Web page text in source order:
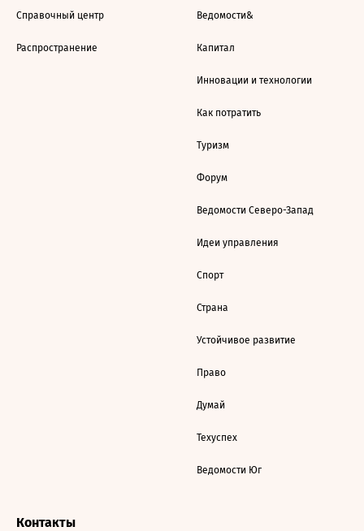
Справочный центр
Распространение
Ведомости&
Капитал
Инновации и технологии
Как потратить
Туризм
Форум
Ведомости Северо-Запад
Идеи управления
Спорт
Страна
Устойчивое развитие
Право
Думай
Техуспех
Ведомости Юг
Контакты